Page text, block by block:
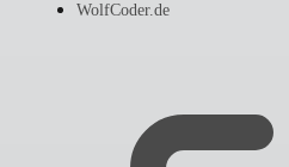
WolfCoder.de